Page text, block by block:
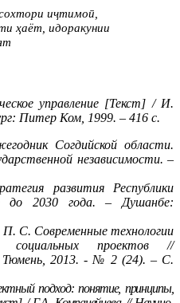
иҷтимоӣ,
ҳаёт, идоракунии
управление [Текст] / И.
Питер Ком, 1999. – 416 с.
Согдийской области.
независимости. –
развития Республики
до 2030 года. – Душанбе:
С. Современные технологии
социальных проектов //
Тюмень, 2013. - № 2 (24). – С.
подход: понятие, принципы,